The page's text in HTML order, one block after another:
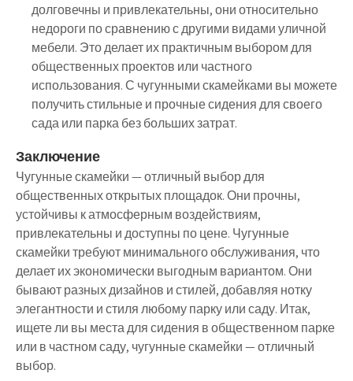
долговечны и привлекательны, они относительно
недороги по сравнению с другими видами уличной
мебели. Это делает их практичным выбором для
общественных проектов или частного
использования. С чугунными скамейками вы можете
получить стильные и прочные сидения для своего
сада или парка без больших затрат.
Заключение
Чугунные скамейки — отличный выбор для
общественных открытых площадок. Они прочны,
устойчивы к атмосферным воздействиям,
привлекательны и доступны по цене. Чугунные
скамейки требуют минимального обслуживания, что
делает их экономически выгодным вариантом. Они
бывают разных дизайнов и стилей, добавляя нотку
элегантности и стиля любому парку или саду. Итак,
ищете ли вы места для сидения в общественном парке
или в частном саду, чугунные скамейки — отличный
выбор.